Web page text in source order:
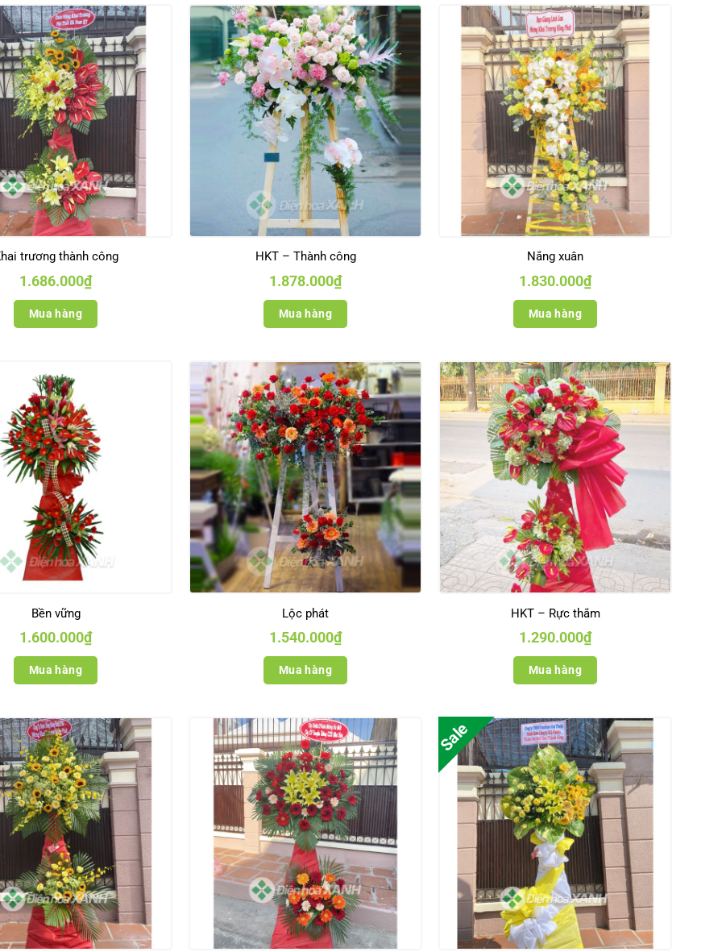
trương thành công
1.686.000₫
Mua hàng
HKT – Thành công
1.878.000₫
Mua hàng
Nắng xuân
1.830.000₫
Mua hàng
Bền vững
1.600.000₫
Mua hàng
Lộc phát
1.540.000₫
Mua hàng
HKT – Rực thắm
1.290.000₫
Mua hàng
Sale